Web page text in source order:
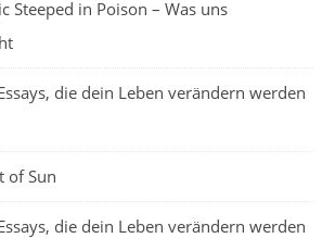
Steeped in Poison – Was uns
die dein Leben verändern werden
of Sun
die dein Leben verändern werden